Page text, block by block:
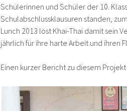
Schülerinnen und Schüler der 10.
Schulabschlussklausuren standen,
Lunch 2013 löst Khai-Thai damit sein
jährlich für ihre harte Arbeit und ihren
Einen kurzer Bericht zu diesem